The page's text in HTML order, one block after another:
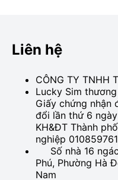
Liên hệ
CÔNG TY TNHH
Lucky Sim
Giấy chứng nhận
đổi lần thứ 6
KH&ĐT Thành
nghiệp
Số nhà 16
Phú, Phường Hà
Nam